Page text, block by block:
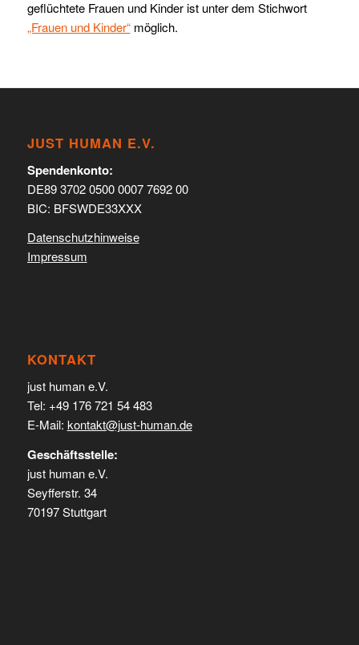
geflüchtete Frauen und Kinder ist unter dem Stichwort
„Frauen und Kinder“möglich.
JUST HUMAN E.V.
Spendenkonto:
DE89 3702 0500 0007 7692 00
BIC: BFSWDE33XXX
Datenschutzhinweise
Impressum
KONTAKT
just human e.V.
Tel: +49 176 721 54 483
E-Mail: kontakt@just-human.de
Geschäftsstelle:
just human e.V.
Seyfferstr. 34
70197 Stuttgart